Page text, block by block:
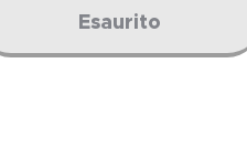
Esaurito